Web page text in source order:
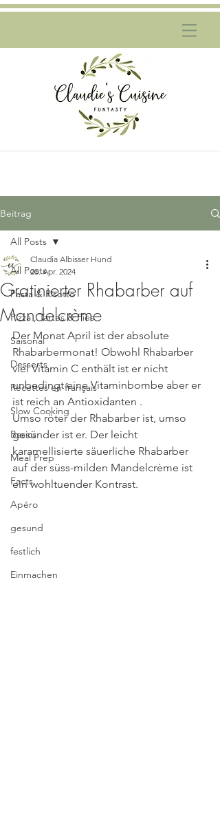
Beitrag
All Posts
Pasta & Risotto
Pizza , Tartes & Pies
Saisonal
Desserts
Recettes en français
Slow Cooking
Basics
Meal Prep
Facts
Apéro
gesund
festlich
Einmachen
All Posts
Gratinierter Rhabarber auf
Mandelcrème
Claudia Albisser Hund
20. Apr. 2024
Der Monat April ist der absolute
Rhabarbermonat! Obwohl Rhabarber
viel Vitamin C enthält ist er nicht
unbedingt eine Vitaminbombe aber er
ist reich an Antioxidanten .
Umso röter der Rhabarber ist, umso
gesünder ist er. Der leicht
karamellisierte säuerliche Rhabarber
auf der süss-milden Mandelcrème ist
ein wohltuender Kontrast.